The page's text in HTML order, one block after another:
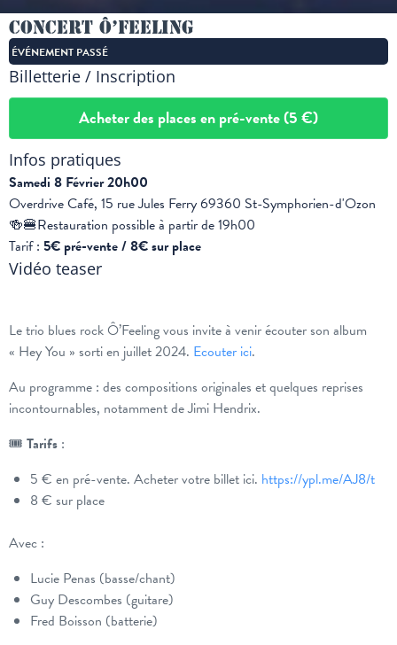
Concert Ô’Feeling
ÉVÉNEMENT PASSÉ
Billetterie / Inscription
Acheter des places en pré-vente (5 €)
Infos pratiques
Samedi 8 Février 20h00
Overdrive Café, 15 rue Jules Ferry 69360 St-Symphorien-d'Ozon
🍻🍔Restauration possible à partir de 19h00
Tarif : 5€ pré-vente / 8€ sur place
Vidéo teaser
Le trio blues rock Ô’Feeling vous invite à venir écouter son album
« Hey You » sorti en juillet 2024. Ecouter ici.
Au programme : des compositions originales et quelques reprises
incontournables, notamment de Jimi Hendrix.
🎟 Tarifs :
5 € en pré-vente. Acheter votre billet ici. https://ypl.me/AJ8/t
8 € sur place
Avec :
Lucie Penas (basse/chant)
Guy Descombes (guitare)
Fred Boisson (batterie)